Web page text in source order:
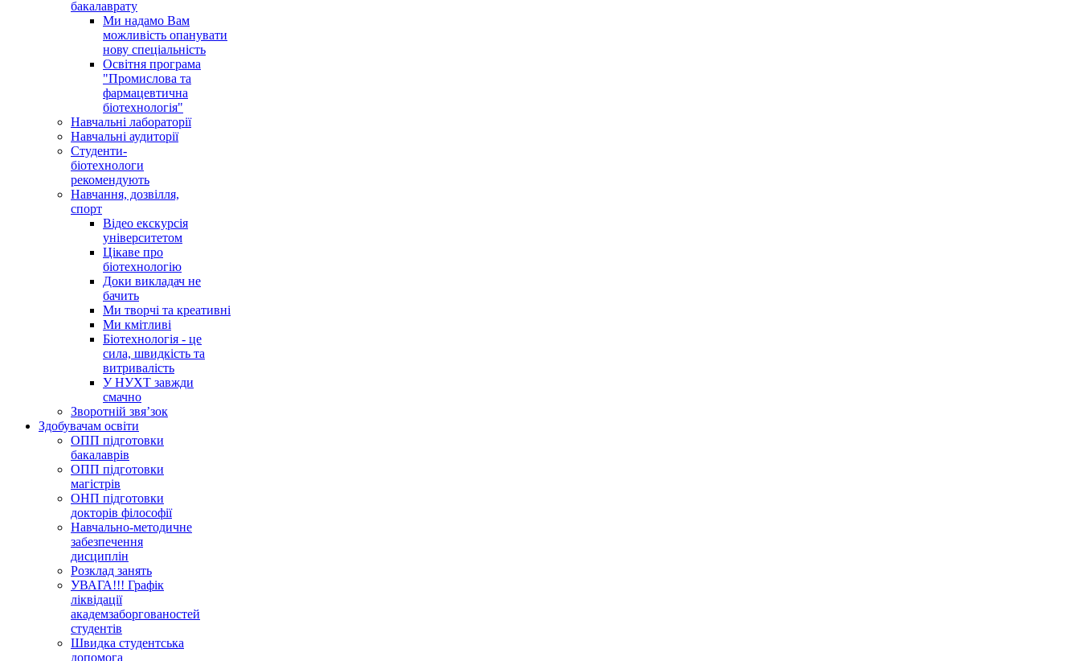
бакалаврату
Ми надамо Вам
можливість опанувати
нову спеціальність
Освітня програма
"Промислова та
фармацевтична
біотехнологія"
Навчальні лабораторії
Навчальні аудиторії
Студенти-
біотехнологи
рекомендують
Навчання, дозвілля,
спорт
Відео екскурсія
університетом
Цікаве про
біотехнологію
Доки викладач не
бачить
Ми творчі та креативні
Ми кмітливі
Біотехнологія - це
сила, швидкість та
витривалість
У НУХТ завжди
смачно
Зворотній звя’зок
Здобувачам освіти
ОПП підготовки
бакалаврів
ОПП підготовки
магістрів
ОНП підготовки
докторів філософії
Навчально-методичне
забезпечення
дисциплін
Розклад занять
УВАГА!!! Графік
ліквідації
академзаборгованостей
студентів
Швидка студентська
допомога